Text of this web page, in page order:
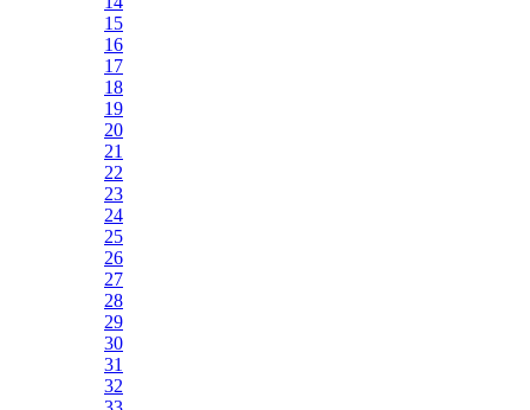
15
16
17
18
19
20
21
22
23
24
25
26
27
28
29
30
31
32